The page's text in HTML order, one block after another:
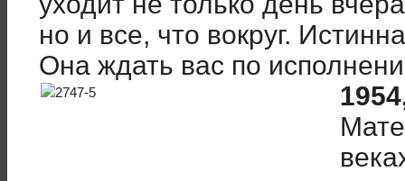
но и все, что вокруг.
Она ждать вас по